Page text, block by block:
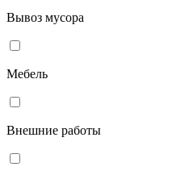
Вывоз мусора
Мебель
Внешние работы